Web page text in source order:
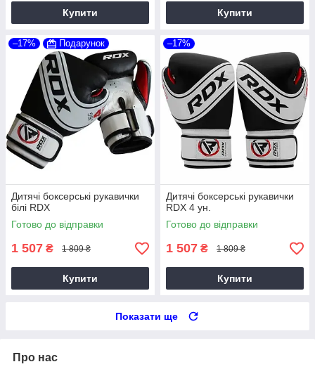
Купити Купити
–17% Подарунок
Дитячі боксерські рукавички
білі RDX
Готово до відправки
1 507 ₴ 1 809 ₴
Купити
–17%
Дитячі боксерські рукавички
RDX 4 ун.
Готово до відправки
1 507 ₴ 1 809 ₴
Купити
Показати ще
Про нас